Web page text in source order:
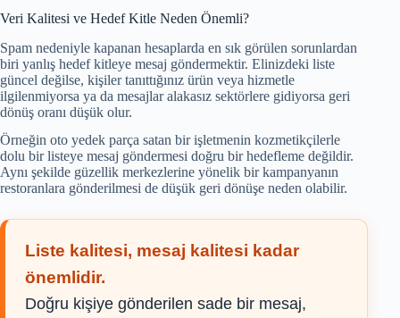
Veri Kalitesi ve Hedef Kitle Neden Önemli?
Spam nedeniyle kapanan hesaplarda en sık görülen sorunlardan
biri yanlış hedef kitleye mesaj göndermektir. Elinizdeki liste
güncel değilse, kişiler tanıttığınız ürün veya hizmetle
ilgilenmiyorsa ya da mesajlar alakasız sektörlere gidiyorsa geri
dönüş oranı düşük olur.
Örneğin oto yedek parça satan bir işletmenin kozmetikçilerle
dolu bir listeye mesaj göndermesi doğru bir hedefleme değildir.
Aynı şekilde güzellik merkezlerine yönelik bir kampanyanın
restoranlara gönderilmesi de düşük geri dönüşe neden olabilir.
Liste kalitesi, mesaj kalitesi kadar
önemlidir.
Doğru kişiye gönderilen sade bir mesaj,